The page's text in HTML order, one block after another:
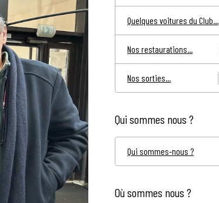
Quelques voitures du Club...
Nos restaurations...
Nos sorties...
Qui sommes nous ?
Qui sommes-nous ?
Où sommes nous ?